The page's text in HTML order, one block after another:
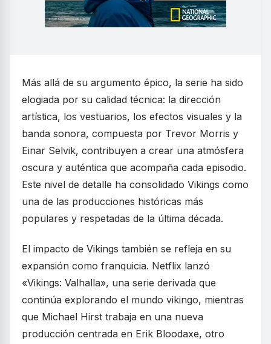
Más allá de su argumento épico, la serie ha sido
elogiada por su calidad técnica: la dirección
artística, los vestuarios, los efectos visuales y la
banda sonora, compuesta por Trevor Morris y
Einar Selvik, contribuyen a crear una atmósfera
oscura y auténtica que acompaña cada episodio.
Este nivel de detalle ha consolidado Vikings como
una de las producciones históricas más
populares y respetadas de la última década.
El impacto de Vikings también se refleja en su
expansión como franquicia. Netflix lanzó
«Vikings: Valhalla», una serie derivada que
continúa explorando el mundo vikingo, mientras
que Michael Hirst trabaja en una nueva
producción centrada en Erik Bloodaxe, otro